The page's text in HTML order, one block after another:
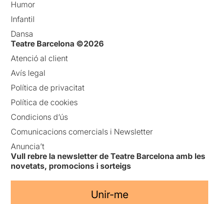
Humor
Infantil
Dansa
Teatre Barcelona ©2026
Atenció al client
Avís legal
Política de privacitat
Política de cookies
Condicions d’ús
Comunicacions comercials i Newsletter
Anuncia’t
Vull rebre la newsletter de Teatre Barcelona amb les
novetats, promocions i sorteigs
Unir-me